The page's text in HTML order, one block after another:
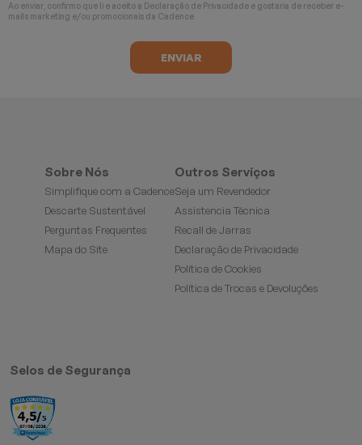
Ao enviar, confirmo que li e aceito a Declaração de Privacidade e gostaria de receber e-
mails marketing e/ou promocionais da Cadence
Sobre Nós
Simplifique com a Cadence
Descarte Sustentável
Perguntas Frequentes
Mapa do Site
Outros Serviços
Seja um Revendedor
Assistencia Técnica
Recall de Jarras
Declaração de Privacidade
Política de Cookies
Política de Trocas e Devoluções
Selos de Segurança